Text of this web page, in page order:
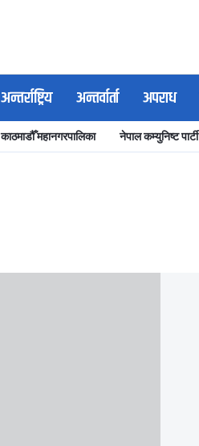
अन्तर्राष्ट्रिय अन्तर्वार्ता अपराध
काठमाडौँ महानगरपालिका नेपाल कम्युनिष्ट पार्टी